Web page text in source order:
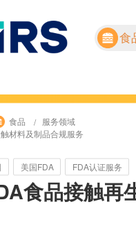
食
食品
服务领域
材料及制品合规服务
美国FDA FDA认证服务
食品接触再